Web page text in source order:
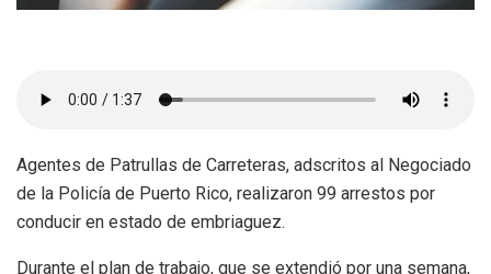
Agentes de Patrullas de Carreteras, adscritos al Negociado
de la Policía de Puerto Rico, realizaron 99 arrestos por
conducir en estado de embriaguez.
Durante el plan de trabajo, que se extendió por una semana,